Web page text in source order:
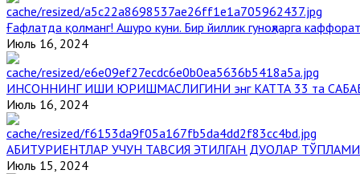
Ғафлатда қолманг! Ашуро куни. Бир йиллик гуноҳларга
Июль 16, 2024
ИНСОННИНГ ИШИ ЮРИШМАСЛИГИНИ энг КАТТА 33 та
Июль 16, 2024
АБИТУРИЕНТЛАР УЧУН ТАВСИЯ ЭТИЛГАН ДУОЛАР ТЎПЛАМИ
Июль 15, 2024